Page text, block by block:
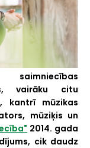
vairāku citu
kantrī mūzikas
mūziķis un
2014. gada
cik daudz